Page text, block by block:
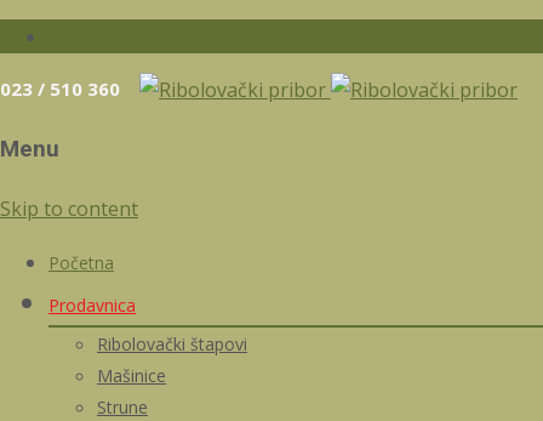
023 / 510 360
Menu
Skip to content
Početna
Prodavnica
Ribolovački štapovi
Mašinice
Strune